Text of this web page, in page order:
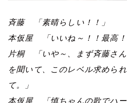
斉藤 「素晴らしい！！」
本仮屋 「いいね～！！最高！
片桐 「いや～、まず斉藤さん
を聞いて、このレベル求めら
て。」
本仮屋 「慎ちゃんの歌でハー